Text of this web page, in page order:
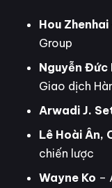
Hou Zhenhai
Group
Nguyễn Đức
Giao dịch
Arwadi J.
Lê Hoài Ân,
chiến lược
Wayne Ko –